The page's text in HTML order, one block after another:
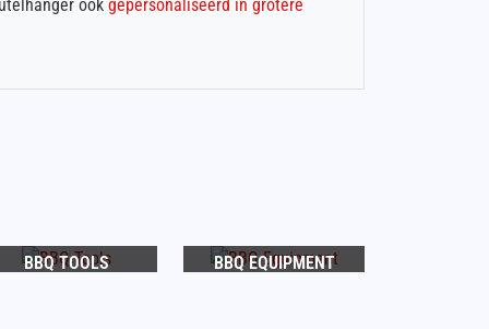
ook gepersonaliseerd in grotere
BBQ TOOLS BBQ EQUIPMENT